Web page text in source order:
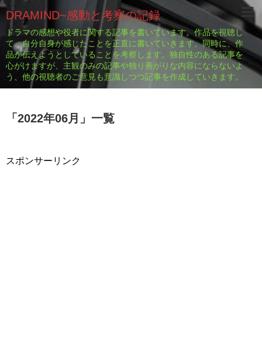
DRAMIND~感動と考察の記録
ドラマの感想や役者に関する記事を書いています。作品を視聴し
て、自分自身が感じたことを正直に書いていきます。同時に、作
品が伝えようとしていることを考察します。独自性のある記事を
心がけますが、主観のみの記事や独り善がりな内容にならないよ
う、他の視聴者のご意見も意識しつつ記事を作成していきます。
「 2022年06月 」 一覧
スポンサーリンク